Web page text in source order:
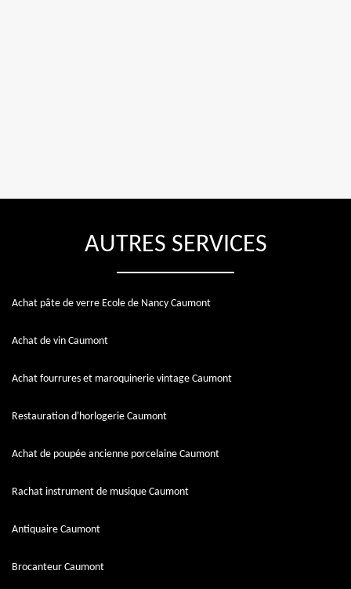
AUTRES SERVICES
Achat pâte de verre Ecole de Nancy Caumont
Achat de vin Caumont
Achat fourrures et maroquinerie vintage Caumont
Restauration d'horlogerie Caumont
Achat de poupée ancienne porcelaine Caumont
Rachat instrument de musique Caumont
Antiquaire Caumont
Brocanteur Caumont